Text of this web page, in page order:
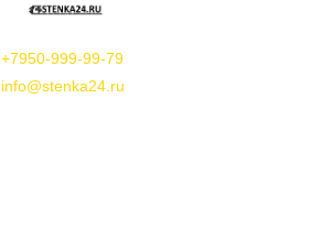
+7950-999-99-79
info@stenka24.ru